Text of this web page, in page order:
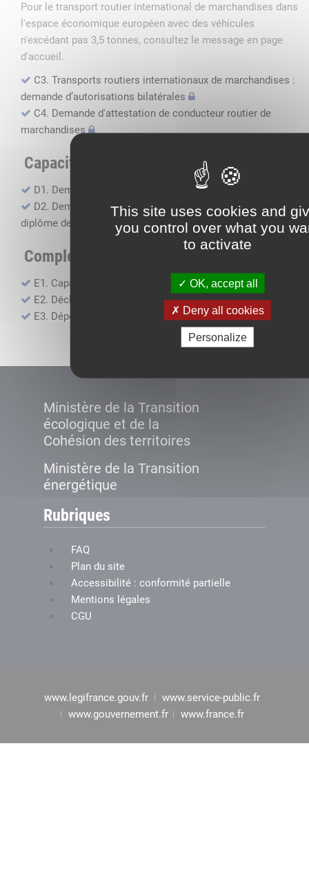
This site uses cookies and
you control over what you
to activate
OK, accept all
Deny all cookies
Personalize
Pour le transport routier international de marchandises dans
l'espace économique européen avec des véhicules
n'excédant pas 3,5 tonnes, consultez le message en page
d'accueil.
C3. Transports routiers internationaux de marchandises :
demande d’autorisations bilatérales
C4. Demande d'attestation de conducteur routier de
marchandises
Capacité professionnelle
D1. Demande d’attestation de capacité professionnelle
D2. Demande de certificat attestant l'obtention du
diplôme de capacité professionnelle
Compléments, suivi financier
E1. Capacité financière
E2. Déclaration de sous-traitance
E3. Dépôt des comptes annuels
Ministère de la Transition
écologique et de la
Cohésion des territoires
Ministère de la Transition
énergétique
Rubriques
FAQ
Plan du site
Accessibilité : conformité partielle
Mentions légales
CGU
www.legifrance.gouv.fr
www.service-public.fr
www.gouvernement.fr
www.france.fr